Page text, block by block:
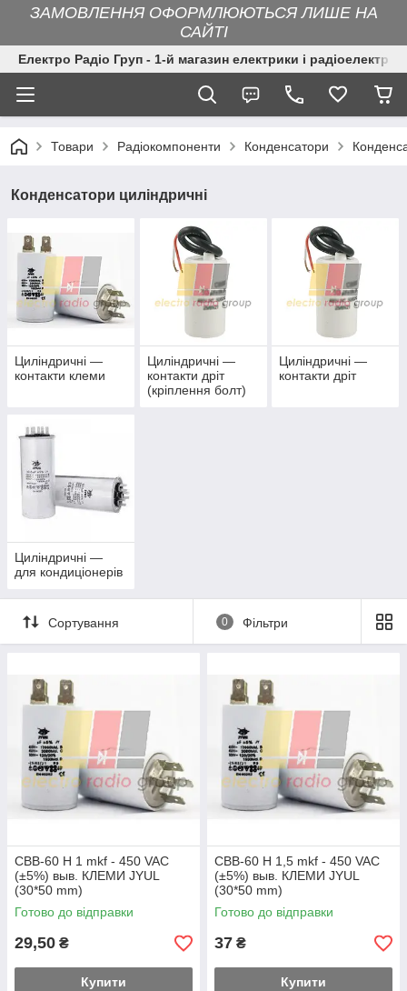
ЗАМОВЛЕННЯ ОФОРМЛЮЮТЬСЯ ЛИШЕ НА
САЙТІ
Електро Радіо Груп - 1-й магазин електрики і
Товари Радіокомпоненти Конденсатори
Конденсатори циліндричні
Циліндричні —
контакти клеми
Циліндричні —
контакти дріт
(кріплення болт)
Циліндричні —
контакти дріт
Циліндричні —
для кондиціонерів
Сортування 0 Фільтри
CBB-60 H 1 mkf - 450 VAC
(±5%) выв. КЛЕМИ JYUL
(30*50 mm)
Готово до відправки
29,50 ₴
Купити
CBB-60 H 1,5 mkf - 450 VAC
(±5%) выв. КЛЕМИ JYUL
(30*50 mm)
Готово до відправки
37 ₴
Купити